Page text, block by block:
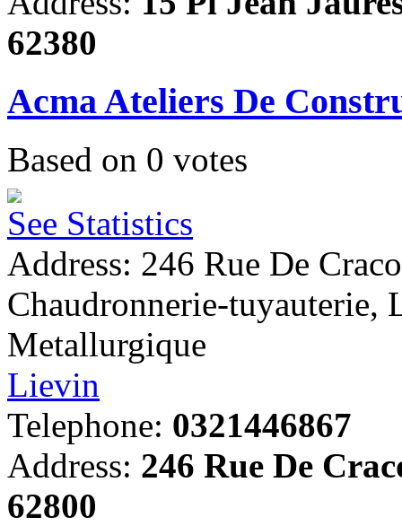
62380
Acma Ateliers De
Based on 0 votes
See Statistics
Address: 246 Rue De
Chaudronnerie-tuyauterie,
Metallurgique
Lievin
Telephone: 0321446867
Address: 246 Rue De
62800